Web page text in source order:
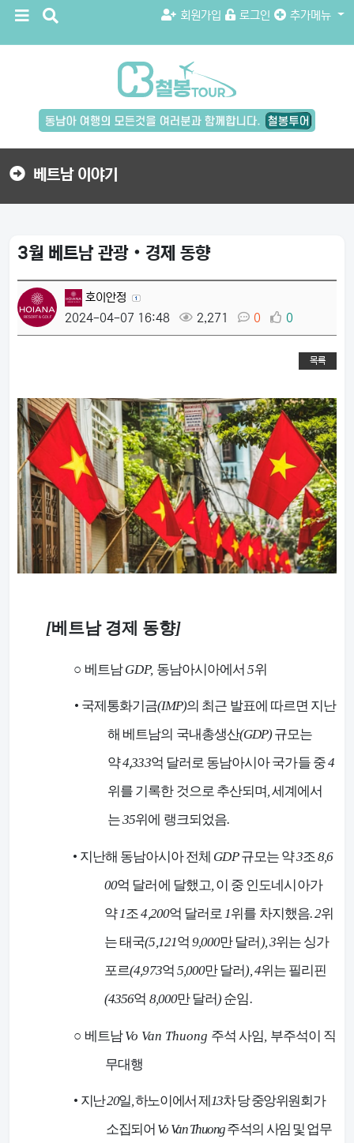
메
버
검
버
회원가입 로그인 추가메뉴
버
튼
베트남 이야기
3월 베트남 관광‧경제 동향
호이안정
2024-04-07 16:48
2,271 0 0
목록
[베트남 경제 동향]
○ 베트남GDP, 동남아시아에서 5위
• 국제통화기금(IMP)의 최근 발표에 따르면 지난
해 베트남의 국내총생산(GDP)규모는
약4,333억 달러로 동남아시아 국가들 중4
위를 기록한 것으로 추산되며 ,세계에서
는35위에 랭크되었음.
• 지난해 동남아시아 전체 GDP규모는 약3조8,6
00억 달러에 달했고, 이 중 인도네시아가
약1조4,200억 달러로1위를 차지했음. 2위
는 태국(5,121억 9,000만 달러 ), 3위는 싱가
포르(4,973억 5,000만 달러), 4위는 필리핀
(4356억 8,000만 달러)순임.
○ 베트남Vo Van Thuong 주석 사임 부주석이 직
무대행
• 지난20일,하노이에서 제 13차 당 중앙위원회가
소집되어 Vo Van Thuong주석의 사임 및 업무